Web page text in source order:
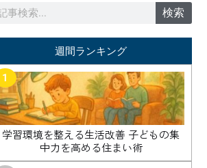
検索
週間ランキング
1
学習環境を整える生活改善 子どもの集
中力を高める住まい術